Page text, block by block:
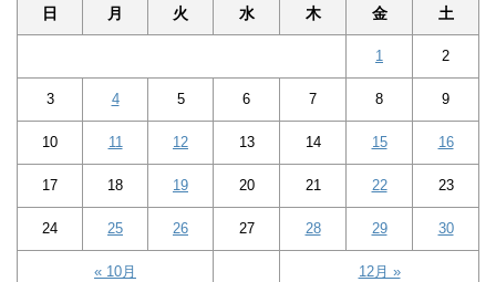
日 月 火 水 木 金 土
« 10月 12月 »
1 2
3 4 5 6 7 8 9
10 11 12 13 14 15 16
17 18 19 20 21 22 23
24 25 26 27 28 29 30